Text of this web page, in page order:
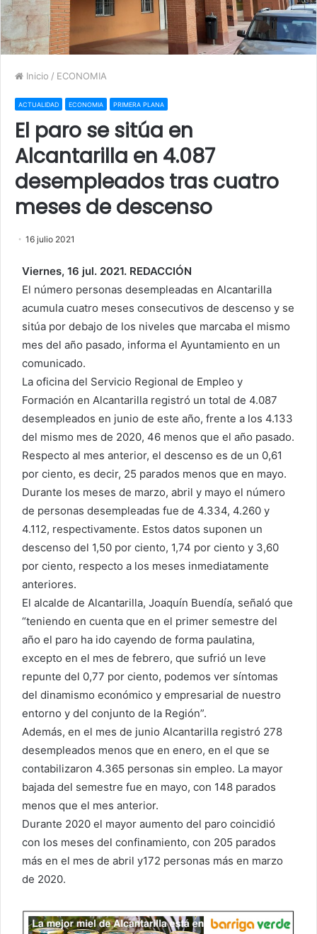
Inicio / ECONOMIA
ACTUALIDAD ECONOMIA PRIMERA PLANA
El paro se sitúa en
Alcantarilla en 4.087
desempleados tras cuatro
meses de descenso
16 julio 2021
Viernes, 16 jul. 2021. REDACCIÓN
El número personas desempleadas en Alcantarilla
acumula cuatro meses consecutivos de descenso y se
sitúa por debajo de los niveles que marcaba el mismo
mes del año pasado, informa el Ayuntamiento en un
comunicado.
La oficina del Servicio Regional de Empleo y
Formación en Alcantarilla registró un total de 4.087
desempleados en junio de este año, frente a los 4.133
del mismo mes de 2020, 46 menos que el año pasado.
Respecto al mes anterior, el descenso es de un 0,61
por ciento, es decir, 25 parados menos que en mayo.
Durante los meses de marzo, abril y mayo el número
de personas desempleadas fue de 4.334, 4.260 y
4.112, respectivamente. Estos datos suponen un
descenso del 1,50 por ciento, 1,74 por ciento y 3,60
por ciento, respecto a los meses inmediatamente
anteriores.
El alcalde de Alcantarilla, Joaquín Buendía, señaló que
“teniendo en cuenta que en el primer semestre del
año el paro ha ido cayendo de forma paulatina,
excepto en el mes de febrero, que sufrió un leve
repunte del 0,77 por ciento, podemos ver síntomas
del dinamismo económico y empresarial de nuestro
entorno y del conjunto de la Región”.
Además, en el mes de junio Alcantarilla registró 278
desempleados menos que en enero, en el que se
contabilizaron 4.365 personas sin empleo. La mayor
bajada del semestre fue en mayo, con 148 parados
menos que el mes anterior.
Durante 2020 el mayor aumento del paro coincidió
con los meses del confinamiento, con 205 parados
más en el mes de abril y172 personas más en marzo
de 2020.